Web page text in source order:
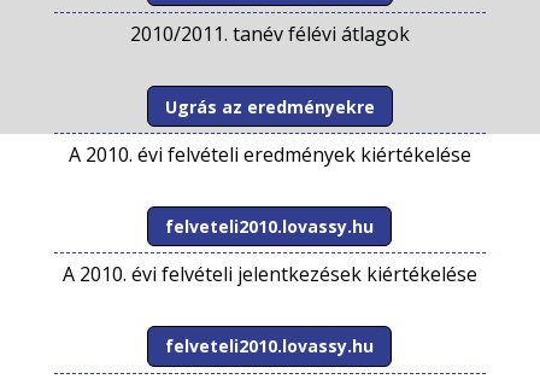
2010/2011. tanév félévi átlagok
Ugrás az eredményekre
A 2010. évi felvételi eredmények kiértékelése
felveteli2010.lovassy.hu
A 2010. évi felvételi jelentkezések kiértékelése
felveteli2010.lovassy.hu